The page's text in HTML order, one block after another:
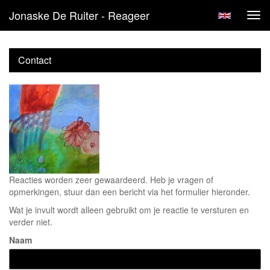
Jonaske De Ruiter - Reageer
Contact
Reacties worden zeer gewaardeerd. Heb je vragen of
opmerkingen, stuur dan een bericht via het formulier hieronder.
Wat je invult wordt alleen gebruikt om je reactie te versturen en
verder niet.
Naam